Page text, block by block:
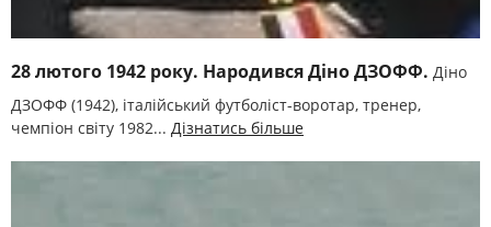
28 лютого 1942 року. Народився Діно ДЗОФФ. Діно
ДЗОФФ (1942), італійський футболіст-воротар, тренер,
чемпіон світу 1982... Дізнатись більше